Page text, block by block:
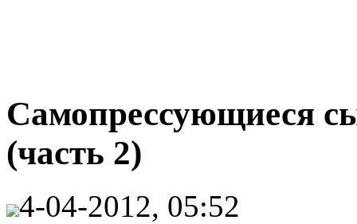
Самопрессующиеся
(часть 2)
4-04-2012, 05:52